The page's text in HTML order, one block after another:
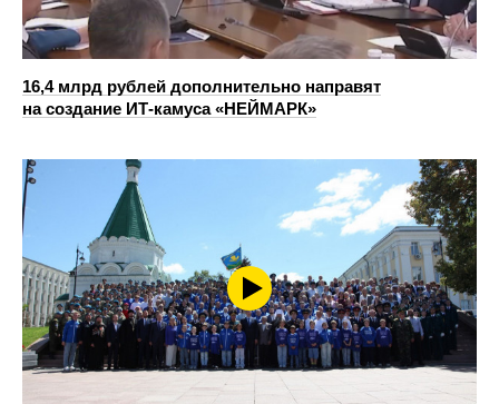
16,4 млрд рублей дополнительно направят
на создание ИТ-камуса «НЕЙМАРК»